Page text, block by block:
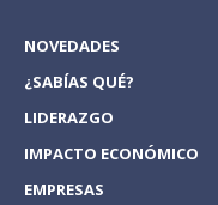
NOVEDADES
¿SABÍAS QUÉ?
LIDERAZGO
IMPACTO ECONÓMICO
EMPRESAS